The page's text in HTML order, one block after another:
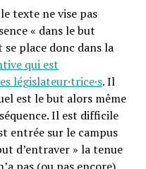
texte ne vise pas
« dans le but
se place donc dans la
qui est
législateur·trice·s. Il
est le but alors même
Il est difficile
entrée sur le campus
d’entraver » la tenue